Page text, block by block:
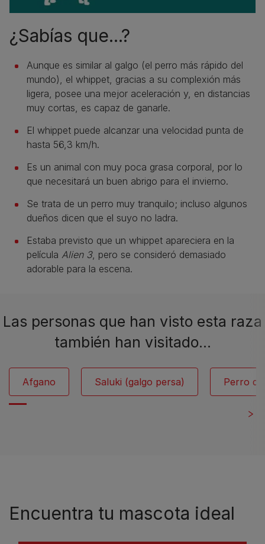
¿Sabías que...?
Aunque es similar al galgo (el perro más rápido del
mundo), el whippet, gracias a su complexión más
ligera, posee una mejor aceleración y, en distancias
muy cortas, es capaz de ganarle.
El whippet puede alcanzar una velocidad punta de
hasta 56,3 km/h.
Es un animal con muy poca grasa corporal, por lo
que necesitará un buen abrigo para el invierno.
Se trata de un perro muy tranquilo; incluso algunos
dueños dicen que el suyo no ladra.
Estaba previsto que un whippet apareciera en la
película Alien 3, pero se consideró demasiado
adorable para la escena.
Las personas que han visto esta raza
también han visitado…
Afgano Saluki (galgo persa) Perro
Encuentra tu mascota ideal